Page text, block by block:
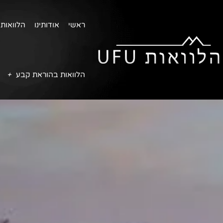
ראשי אודותינו
הלוואות בהוראת קבע